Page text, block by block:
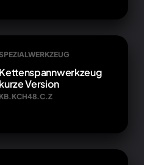
Kettenspannwerkzeug
kurze Version
KB.KCH48.C.Z